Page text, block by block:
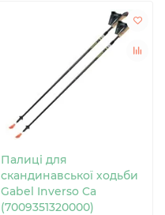
Палиці для
скандинавської ходьби
Gabel Inverso Ca
(7009351320000)